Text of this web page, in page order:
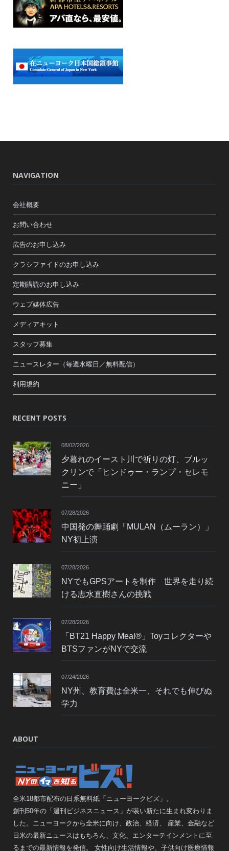
NAVIGATION
会社概要
お問い合わせ
広告のお申し込み
クラシファイドのお申し込み
定期購読のお申し込み
ウェブ媒体広告
メディアキット
スタッフ募集
ニュースレター（毎週水曜日／無料配信）
利用規約
RECENT POSTS
08/02/2026
夕暮れのイースト川で祈りの灯、ブルッ
クリンで「ヒンドゥー・ランプ・セレモ
ニー」
07/28/2026
中国発の舞踊劇「MULAN（ムーラン）」
NY初上演
07/28/2026
NYでもGPSアートを制作 世界を走り続
ける志水直樹さんの挑戦
07/28/2026
「BT21 Happy Meal®」Toyコレクターや
BTSファンがNYで交流
07/24/2026
NY州、教育費は全米一、それでも伸びぬ
学力
ABOUT
全米18都市配布の日系無料紙「ニューヨークビズ」。
創刊50年の「週刊ビジネスニュース」が装い新たに生まれ変わりま
した。ニューヨークから全米に向け、政治、経済、 産業、金融など
日米の最新ニュースはもちろん、文化、エンターテインメントに至
るまでの最新情報を発信。 女性向け生活情報や、子供向け医療情報